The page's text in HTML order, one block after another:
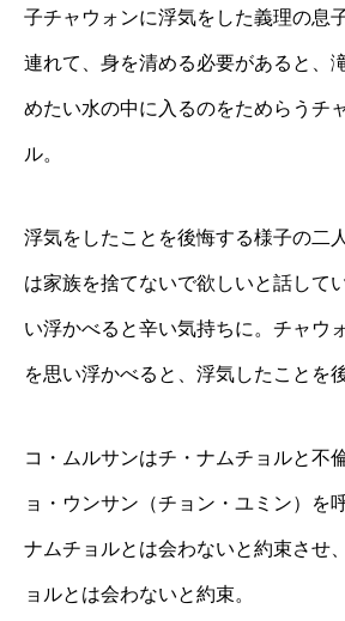
子チャウォンに浮気をした義理の息
連れて、身を清める必要があると、
めたい水の中に入るのをためらうチ
ル。
浮気をしたことを後悔する様子の二
は家族を捨てないで欲しいと話して
い浮かべると辛い気持ちに。チャウ
を思い浮かべると、浮気したことを
コ・ムルサンはチ・ナムチョルと不
ョ・ウンサン（チョン・ユミン）を
ナムチョルとは会わないと約束させ
ョルとは会わないと約束。